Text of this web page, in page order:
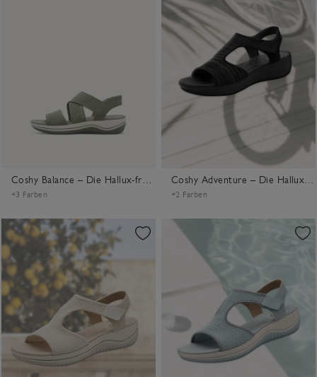
Coshy Balance – Die Hallux-freundliche Sandale
+3 Farben
Coshy Adventure – Die Hallux-freundliche Sandale
+2 Farben